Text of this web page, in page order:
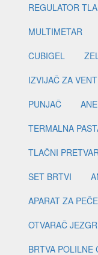
REGULATOR
MULTIMETAR
CUBIGEL
IZVIJAČ ZA
PUNJAČ
TERMALNA
TLAČNI
SET BRTVI
APARAT ZA
OTVARAČ
BRTVA POLILNE